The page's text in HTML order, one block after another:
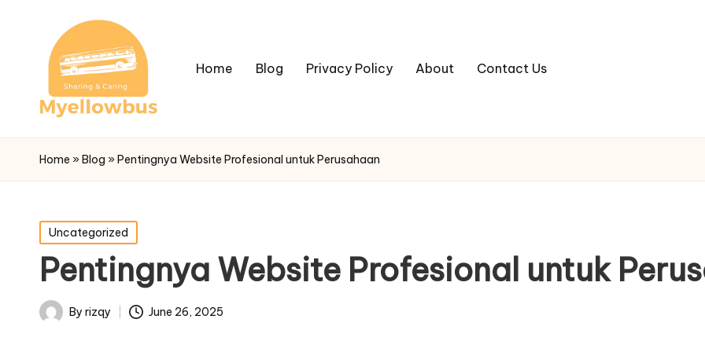
Home Blog Privacy Policy About Contact Us
Home »Blog »Pentingnya Website Profesional untuk Perusahaan
Posted
in
Uncategorized
Pentingnya Website Profesional untuk
PostedBy rizqy June 26, 2025